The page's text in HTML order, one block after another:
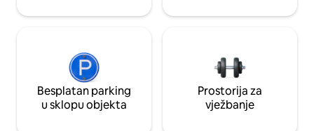
Besplatan parking
u sklopu objekta
Prostorija za
vježbanje